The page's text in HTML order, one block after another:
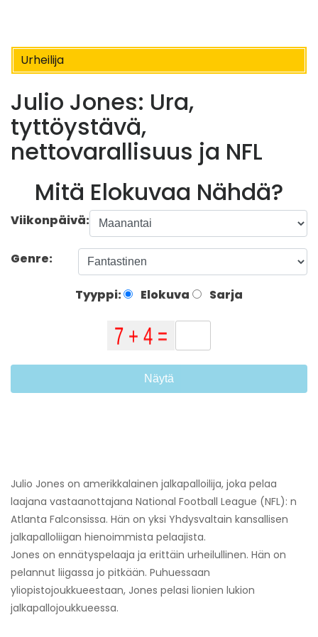
Urheilija
Julio Jones: Ura,
tyttöystävä,
nettovarallisuus ja NFL
Mitä Elokuvaa Nähdä?
Viikonpäivä:
Genre:
Tyyppi: Elokuva Sarja
Näytä
Julio Jones on amerikkalainen jalkapalloilija, joka pelaa
laajana vastaanottajana National Football League (NFL): n
Atlanta Falconsissa. Hän on yksi Yhdysvaltain kansallisen
jalkapalloliigan hienoimmista pelaajista.
Jones on ennätyspelaaja ja erittäin urheilullinen. Hän on
pelannut liigassa jo pitkään. Puhuessaan
yliopistojoukkueestaan, Jones pelasi lionien lukion
jalkapallojoukkueessa.